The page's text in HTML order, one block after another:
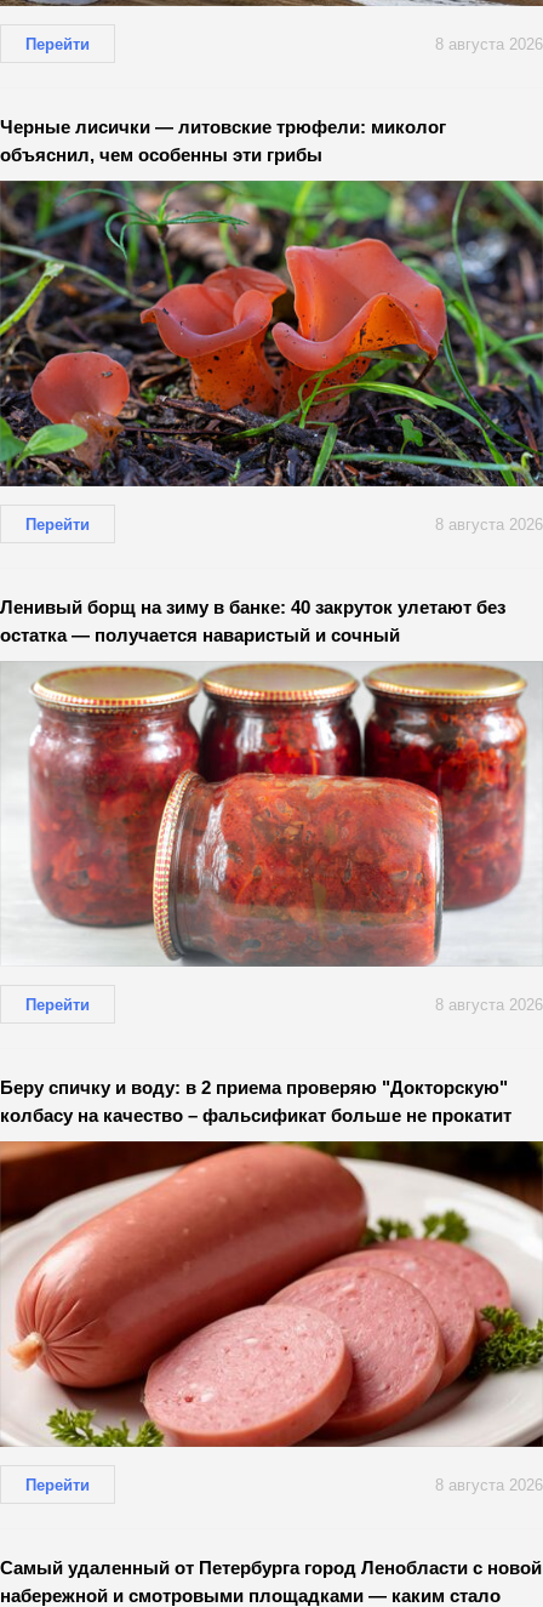
Перейти 8 августа 2026
Черные лисички — литовские трюфели: миколог
объяснил, чем особенны эти грибы
Перейти 8 августа 2026
Ленивый борщ на зиму в банке: 40 закруток улетают без
остатка — получается наваристый и сочный
Перейти 8 августа 2026
Беру спичку и воду: в 2 приема проверяю "Докторскую"
колбасу на качество – фальсификат больше не прокатит
Перейти 8 августа 2026
Самый удаленный от Петербурга город Ленобласти с новой
набережной и смотровыми площадками — каким стало